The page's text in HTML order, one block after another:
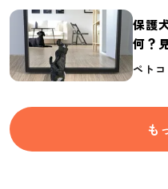
保護
何？
要な
ペト
も